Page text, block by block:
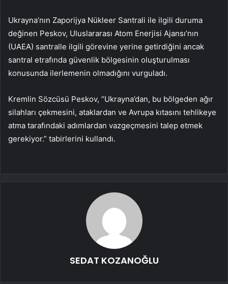
Ukrayna’nın Zaporijya Nükleer Santrali ile ilgili duruma
değinen Peskov, Uluslararası Atom Enerjisi Ajansı’nın
(UAEA) santralle ilgili görevine yerine getirdiğini ancak
santral etrafında güvenlik bölgesinin oluşturulması
konusunda ilerlemenin olmadığını vurguladı.
Kremlin Sözcüsü Peskov, “Ukrayna’dan, bu bölgeden ağır
silahları çekmesini, ataklardan ve Avrupa kıtasını tehlikeye
atma tarafındaki adımlardan vazgeçmesini talep etmek
gerekiyor.” tabirlerini kullandı.
SEDAT KOZANOĞLU